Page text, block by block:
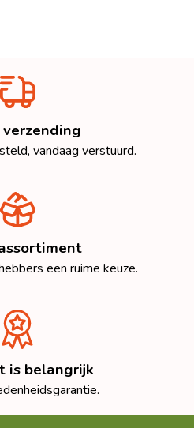
vandaag verstuurd.
een ruime keuze.
is belangrijk